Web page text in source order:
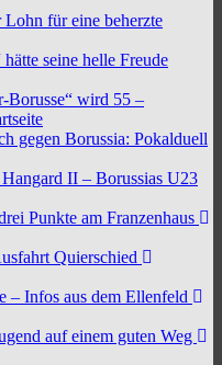
Lohn für eine beherzte
hätte seine helle Freude
Borusse“ wird 55 –
gegen Borussia: Pokalduell
II – Borussias U23
Punkte am Franzenhaus
Quierschied
– Infos aus dem Ellenfeld
auf einem guten Weg